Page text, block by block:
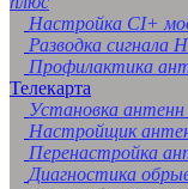
Настройка CI+
Разводка сигнала
Профилактика
Телекарта
Установка антенн
Настройщик
Перенастройка
Диагностика